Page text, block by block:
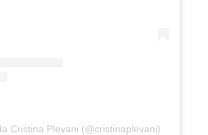
Cristina Plevani (@cristinaplevani)